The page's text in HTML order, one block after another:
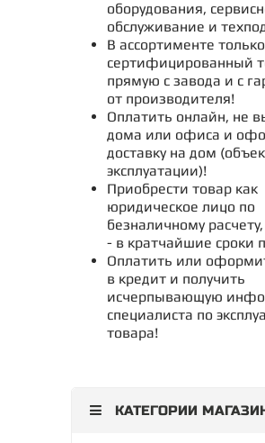
оборудования,
обслуживание и
В ассортименте только
сертифицированный
прямую с завода и с
от производителя!
Оплатить онлайн, не
дома или офиса и
доставку на дом
эксплуатации)!
Приобрести товар как
юридическое лицо по
безналичному
- в кратчайшие сроки
Оплатить или
в кредит и получить
исчерпывающую
специалиста по
товара!
КАТЕГОРИИ